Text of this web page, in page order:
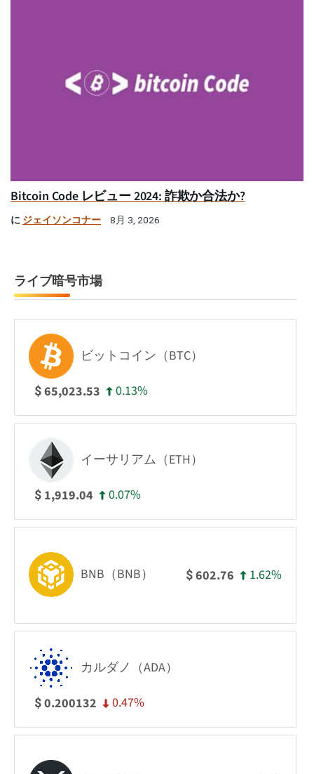
Bitcoin Code レビュー 2024: 詐欺か合法か?
に ジェイソンコナー 8月 3, 2026
ライブ暗号市場
ビットコイン（BTC）
$65,023.53 0.13%
イーサリアム（ETH）
$ 1,919.04 0.07%
BNB（BNB） $602.76 1.62%
カルダノ（ADA）
$0.200132 0.47%